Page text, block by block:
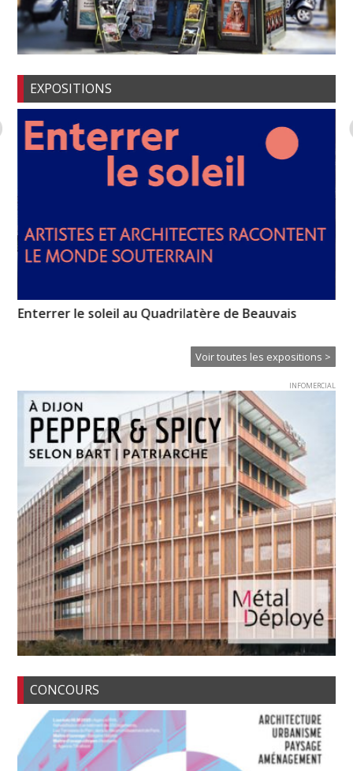
EXPOSITIONS
Enterrer le soleil au Quadrilatère de Beauvais
Voir toutes les expositions >
INFOMERCIAL
CONCOURS